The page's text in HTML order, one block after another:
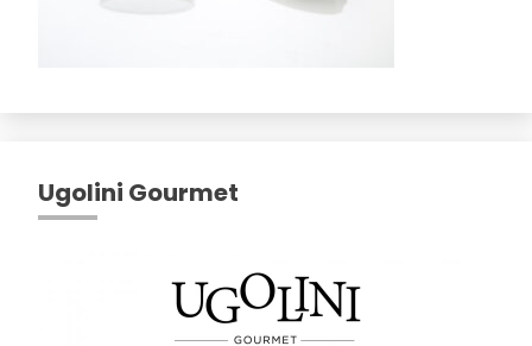
Ugolini Gourmet